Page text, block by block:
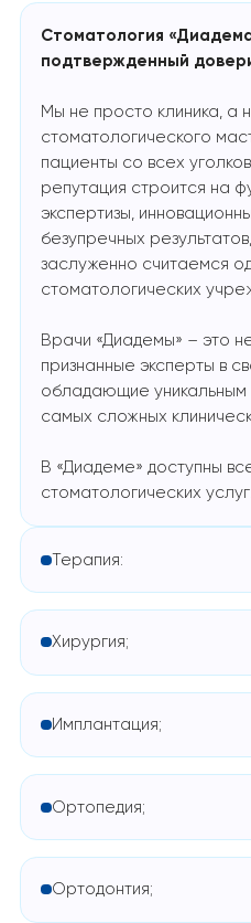
Стоматология
подтвержденный
Мы не просто клиника, а
стоматологического
пациенты со всех
репутация строится на
экспертизы,
безупречных
заслуженно считаемся
стоматологических
Врачи «Диадемы» – это
признанные эксперты в
обладающие
самых сложных
В «Диадеме» доступны
стоматологических услуг:
Терапия:
Хирургия;
Имплантация;
Ортопедия;
Ортодонтия;